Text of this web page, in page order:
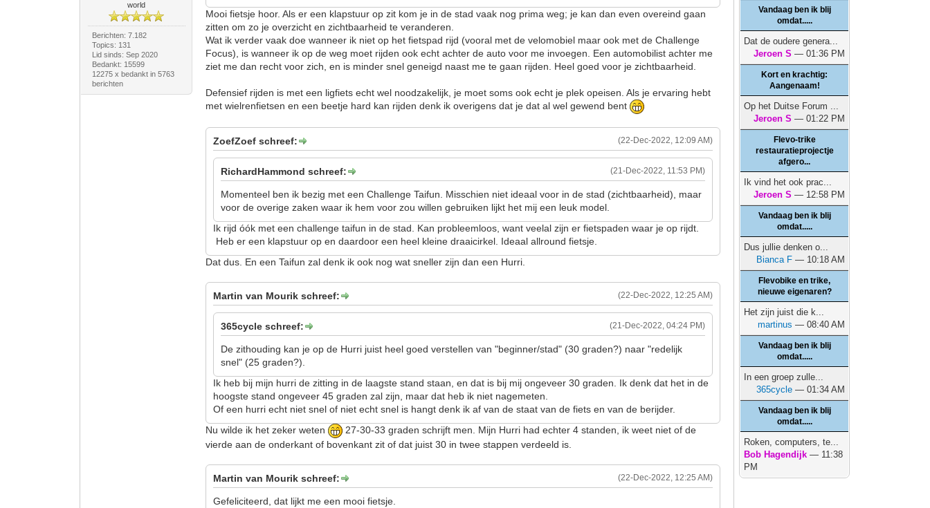
world
Berichten: 7.182
Topics: 131
Lid sinds: Sep 2020
Bedankt: 15599
12275 x bedankt in 5763
berichten
Mooi fietsje hoor. Als er een klapstuur op zit kom je in de stad vaak nog prima weg; je kan dan even overeind gaan
zitten om zo je overzicht en zichtbaarheid te veranderen.
Wat ik verder vaak doe wanneer ik niet op het fietspad rijd (vooral met de velomobiel maar ook met de Challenge
Focus), is wanneer ik op de weg moet rijden ook echt achter de auto voor me invoegen. Een automobilist achter me
ziet me dan recht voor zich, en is minder snel geneigd naast me te gaan rijden. Heel goed voor je zichtbaarheid.
Defensief rijden is met een ligfiets echt wel noodzakelijk, je moet soms ook echt je plek opeisen. Als je ervaring hebt
met wielrenfietsen en een beetje hard kan rijden denk ik overigens dat je dat al wel gewend bent
(22-Dec-2022, 12:09 AM)
ZoefZoef schreef:
(21-Dec-2022, 11:53 PM)
RichardHammond schreef:
Momenteel ben ik bezig met een Challenge Taifun. Misschien niet ideaal voor in de stad (zichtbaarheid), maar
voor de overige zaken waar ik hem voor zou willen gebruiken lijkt het mij een leuk model.
Ik rijd óók met een challenge taifun in de stad. Kan probleemloos, want veelal zijn er fietspaden waar je op rijdt.
Heb er een klapstuur op en daardoor een heel kleine draaicirkel. Ideaal allround fietsje.
Dat dus. En een Taifun zal denk ik ook nog wat sneller zijn dan een Hurri.
(22-Dec-2022, 12:25 AM)
Martin van Mourik schreef:
(21-Dec-2022, 04:24 PM)
365cycle schreef:
De zithouding kan je op de Hurri juist heel goed verstellen van "beginner/stad" (30 graden?) naar "redelijk
snel" (25 graden?).
Ik heb bij mijn hurri de zitting in de laagste stand staan, en dat is bij mij ongeveer 30 graden. Ik denk dat het in de
hoogste stand ongeveer 45 graden zal zijn, maar dat heb ik niet nagemeten.
Of een hurri echt niet snel of niet echt snel is hangt denk ik af van de staat van de fiets en van de berijder.
Nu wilde ik het zeker weten
27-30-33 graden schrijft men. Mijn Hurri had echter 4 standen, ik weet niet of de
vierde aan de onderkant of bovenkant zit of dat juist 30 in twee stappen verdeeld is.
(22-Dec-2022, 12:25 AM)
Martin van Mourik schreef:
Gefeliciteerd, dat lijkt me een mooi fietsje.
Vandaag ben ik blij
omdat.....
Dat de oudere genera...
Jeroen S — 01:36 PM
Kort en krachtig:
Aangenaam!
Op het Duitse Forum ...
Jeroen S — 01:22 PM
Flevo-trike
restauratieprojectje
afgero...
Ik vind het ook prac...
Jeroen S — 12:58 PM
Vandaag ben ik blij
omdat.....
Dus jullie denken o...
Bianca F — 10:18 AM
Flevobike en trike,
nieuwe eigenaren?
Het zijn juist die k...
martinus — 08:40 AM
Vandaag ben ik blij
omdat.....
In een groep zulle...
365cycle — 01:34 AM
Vandaag ben ik blij
omdat.....
Roken, computers, te...
Bob Hagendijk — 11:38
PM